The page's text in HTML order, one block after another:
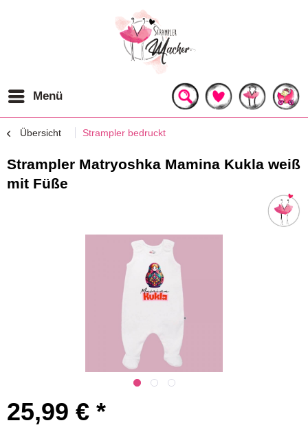
Menü
Übersicht Strampler bedruckt
Strampler Matryoshka Mamina Kukla weiß
mit Füße
25,99 € *